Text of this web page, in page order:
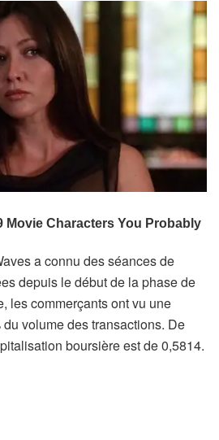
a connu des séances de
depuis le début de la phase de
les commerçants ont vu une
volume des transactions. De
boursière est de 0,5814.